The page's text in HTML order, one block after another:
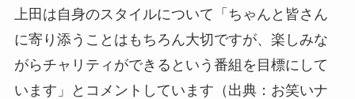
上田は自身のスタイルについて「ちゃんと皆さん
に寄り添うことはもちろん大切ですが、楽しみな
がらチャリティができるという番組を目標にして
います」とコメントしています（出典：お笑いナ